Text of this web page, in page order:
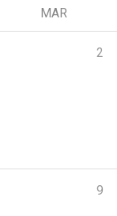
MAR
2
9